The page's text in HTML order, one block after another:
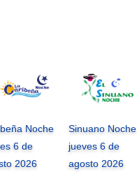
Noche
6 de
2026
Sinuano Noche
jueves 6 de
agosto 2026